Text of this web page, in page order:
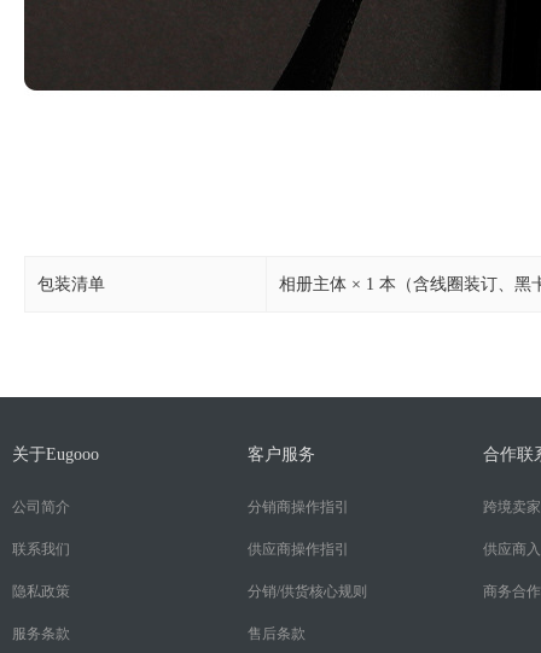
包装清单 相册主体 × 1 本（含线圈装订、黑
关于Eugooo
公司简介
联系我们
隐私政策
服务条款
客户服务
分销商操作指引
供应商操作指引
分销/供货核心规则
售后条款
合作联
跨境卖
供应商
商务合作